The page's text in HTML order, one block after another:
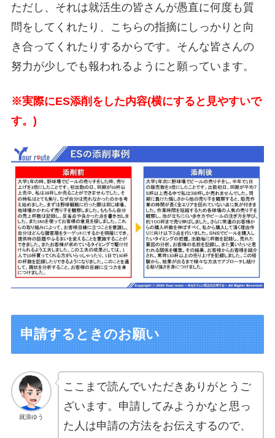
ただし、それは就活生の皆さんが愚直に何度も質
問をしてくれたり、こちらの指摘にしっかりと向
き合ってくれたりするからです。そんな皆さんの
努力が少しでも報われるようにと願っています。
※実際にES添削をした内容(横にすると見やすいで
す。)
申請するときのお願い
就浪ゆう
ここまで読んでいただきありがとうご
ざいます。申請してみようかなと思っ
た人は申請の方法をお伝えするので、